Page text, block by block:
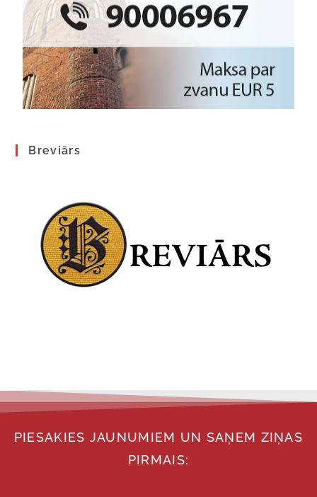
Breviārs
PIESAKIES JAUNUMIEM UN SAŅEM ZIŅAS
PIRMAIS: